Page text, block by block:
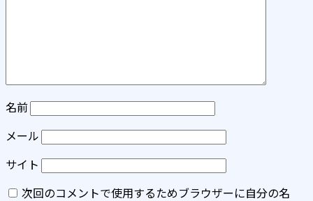
名前
メール
サイト
次回のコメントで使用するためブラウザーに自分の名